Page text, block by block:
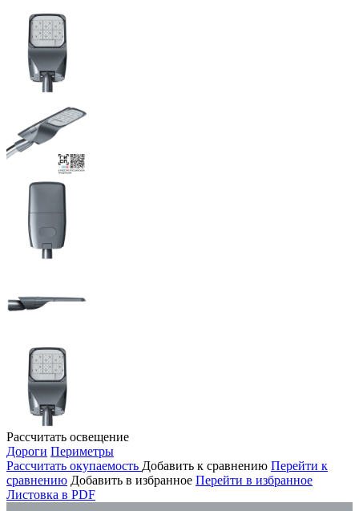
Рассчитать освещение
Дороги Периметры
Рассчитать окупаемость Добавить к сравнению Перейти к
сравнению Добавить в избранное Перейти в избранное
Листовка в PDF